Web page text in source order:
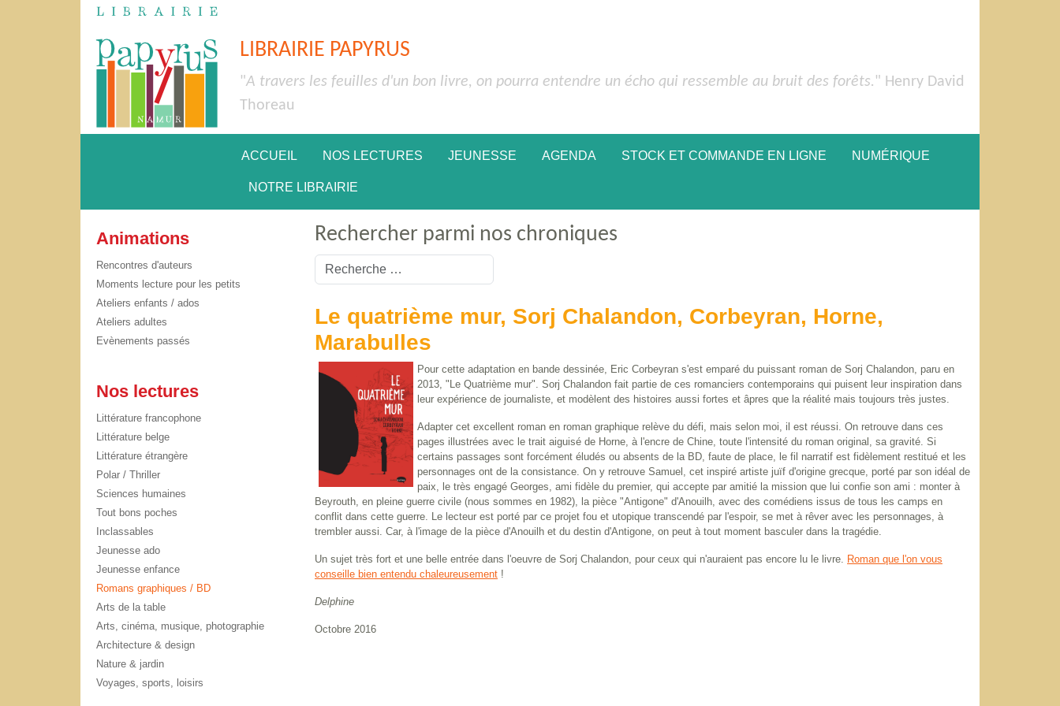
LIBRAIRIE PAPYRUS
"A travers les feuilles d'un bon livre, on pourra entendre un écho qui ressemble au bruit des forêts. " Henry David
Thoreau
ACCUEIL NOS LECTURES JEUNESSE AGENDA STOCK ET COMMANDE EN LIGNE NUMÉRIQUE
NOTRE LIBRAIRIE
Animations
Rencontres d'auteurs
Moments lecture pour les petits
Ateliers enfants / ados
Ateliers adultes
Evènements passés
Nos lectures
Littérature francophone
Littérature belge
Littérature étrangère
Polar / Thriller
Sciences humaines
Tout bons poches
Inclassables
Jeunesse ado
Jeunesse enfance
Romans graphiques / BD
Arts de la table
Arts, cinéma, musique, photographie
Architecture & design
Nature & jardin
Voyages, sports, loisirs
Rechercher parmi nos chroniques
Valider
Le quatrième mur, Sorj Chalandon, Corbeyran, Horne,
Marabulles
Pour cette adaptation en bande dessinée, Eric Corbeyran s'est emparé du puissant roman de Sorj Chalandon, paru en
2013, "Le Quatrième mur". Sorj Chalandon fait partie de ces romanciers contemporains qui puisent leur inspiration dans
leur expérience de journaliste, et modèlent des histoires aussi fortes et âpres que la réalité mais toujours très justes.
Adapter cet excellent roman en roman graphique relève du défi, mais selon moi, il est réussi. On retrouve dans ces
pages illustrées avec le trait aiguisé de Horne, à l'encre de Chine, toute l'intensité du roman original, sa gravité. Si
certains passages sont forcément éludés ou absents de la BD, faute de place, le fil narratif est fidèlement restitué et les
personnages ont de la consistance. On y retrouve Samuel, cet inspiré artiste juïf d'origine grecque, porté par son idéal de
paix, le très engagé Georges, ami fidèle du premier, qui accepte par amitié la mission que lui confie son ami : monter à
Beyrouth, en pleine guerre civile (nous sommes en 1982), la pièce "Antigone" d'Anouilh, avec des comédiens issus de tous les camps en
conflit dans cette guerre. Le lecteur est porté par ce projet fou et utopique transcendé par l'espoir, se met à rêver avec les personnages, à
trembler aussi. Car, à l'image de la pièce d'Anouilh et du destin d'Antigone, on peut à tout moment basculer dans la tragédie.
Un sujet très fort et une belle entrée dans l'oeuvre de Sorj Chalandon, pour ceux qui n'auraient pas encore lu le livre. Roman que l'on vous
conseille bien entendu chaleureusement !
Delphine
Octobre 2016